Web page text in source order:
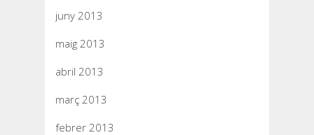
juny 2013
maig 2013
abril 2013
març 2013
febrer 2013